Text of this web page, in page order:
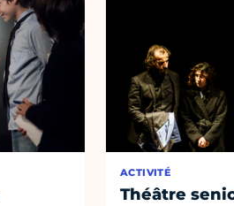
ACTIVITÉ
Théâtre